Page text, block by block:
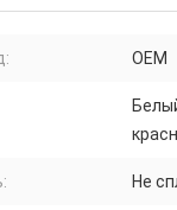
OEM
Не